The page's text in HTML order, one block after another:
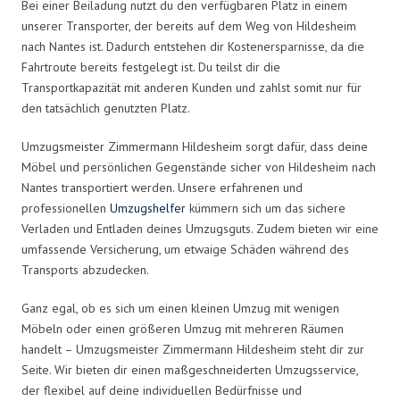
Bei einer Beiladung nutzt du den verfügbaren Platz in einem
unserer Transporter, der bereits auf dem Weg von Hildesheim
nach Nantes ist. Dadurch entstehen dir Kostenersparnisse, da die
Fahrtroute bereits festgelegt ist. Du teilst dir die
Transportkapazität mit anderen Kunden und zahlst somit nur für
den tatsächlich genutzten Platz.
Umzugsmeister Zimmermann Hildesheim sorgt dafür, dass deine
Möbel und persönlichen Gegenstände sicher von Hildesheim nach
Nantes transportiert werden. Unsere erfahrenen und
professionellen Umzugshelfer kümmern sich um das sichere
Verladen und Entladen deines Umzugsguts. Zudem bieten wir eine
umfassende Versicherung, um etwaige Schäden während des
Transports abzudecken.
Ganz egal, ob es sich um einen kleinen Umzug mit wenigen
Möbeln oder einen größeren Umzug mit mehreren Räumen
handelt – Umzugsmeister Zimmermann Hildesheim steht dir zur
Seite. Wir bieten dir einen maßgeschneiderten Umzugsservice,
der flexibel auf deine individuellen Bedürfnisse und